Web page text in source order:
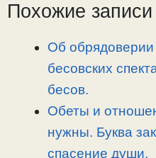
n
a
o
и
ь
Похожие записи
Об
бесовских
бесов.
Обеты и
нужны. Буква
спасение души.